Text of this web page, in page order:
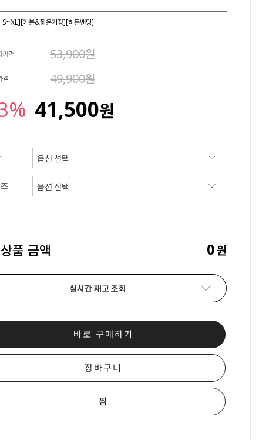
기본&짧은기장][히든밴딩]
가격 53,900원
격 49,900원
41,500원
품 금액 0원
실시간 재고 조회
바로 구매하기
장바구니
찜